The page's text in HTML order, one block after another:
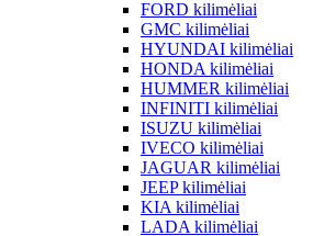
FORD kilimėliai
GMC kilimėliai
HYUNDAI kilimėliai
HONDA kilimėliai
HUMMER kilimėliai
INFINITI kilimėliai
ISUZU kilimėliai
IVECO kilimėliai
JAGUAR kilimėliai
JEEP kilimėliai
KIA kilimėliai
LADA kilimėliai